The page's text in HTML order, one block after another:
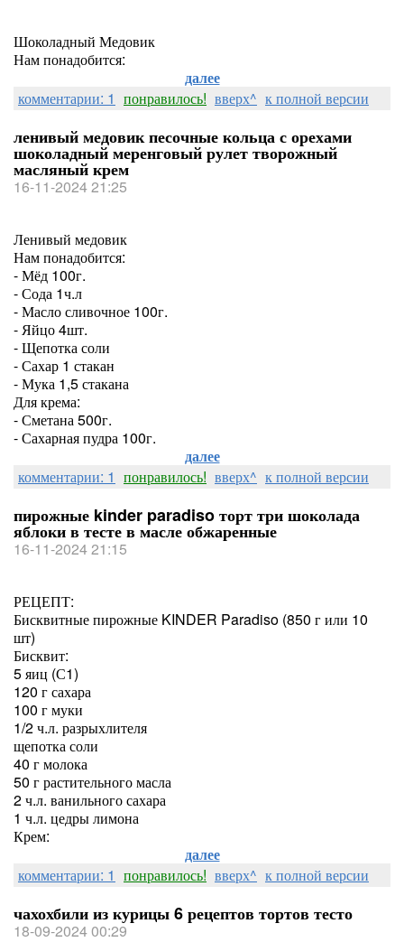
Шоколадный Медовик
Нам понадобится:
далее
комментарии: 1 понравилось! вверх^ к полной версии
ленивый медовик песочные кольца с орехами
шоколадный меренговый рулет творожный
масляный крем
16-11-2024 21:25
Ленивый медовик
Нам понадобится:
- Мёд 100г.
- Сода 1ч.л
- Масло сливочное 100г.
- Яйцо 4шт.
- Щепотка соли
- Сахар 1 стакан
- Мука 1,5 стакана
Для крема:
- Сметана 500г.
- Сахарная пудра 100г.
далее
комментарии: 1 понравилось! вверх^ к полной версии
пирожные kinder paradiso торт три шоколада
яблоки в тесте в масле обжаренные
16-11-2024 21:15
РЕЦЕПТ:
Бисквитные пирожные KINDER Paradiso (850 г или 10
шт)
Бисквит:
5 яиц (С1)
120 г сахара
100 г муки
1/2 ч.л. разрыхлителя
щепотка соли
40 г молока
50 г растительного масла
2 ч.л. ванильного сахара
1 ч.л. цедры лимона
Крем:
далее
комментарии: 1 понравилось! вверх^ к полной версии
чахохбили из курицы 6 рецептов тортов тесто
18-09-2024 00:29